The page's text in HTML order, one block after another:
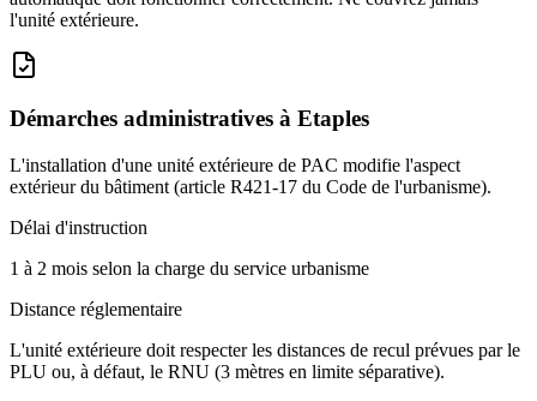
l'unité extérieure.
Démarches administratives à Etaples
L'installation d'une unité extérieure de PAC modifie l'aspect
extérieur du bâtiment (article R421-17 du Code de l'urbanisme).
Délai d'instruction
1 à 2 mois selon la charge du service urbanisme
Distance réglementaire
L'unité extérieure doit respecter les distances de recul prévues par le
PLU ou, à défaut, le RNU (3 mètres en limite séparative).